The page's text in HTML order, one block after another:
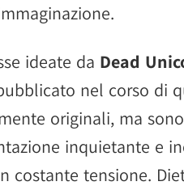
ideate da Dead
nel corso di
originali, ma
inquietante e
costante tensione.